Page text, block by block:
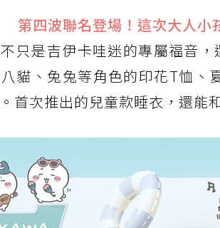
第四波聯名登場！這次大人小
只是吉伊卡哇迷的專屬福音
貓、兔兔等角色的印花T恤、
首次推出的兒童款睡衣，還能